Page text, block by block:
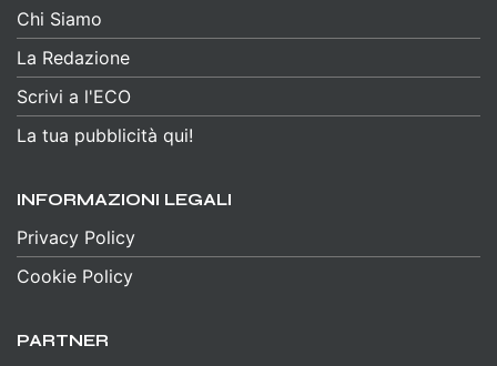
Chi Siamo
La Redazione
Scrivi a l'ECO
La tua pubblicità qui!
INFORMAZIONI LEGALI
Privacy Policy
Cookie Policy
PARTNER